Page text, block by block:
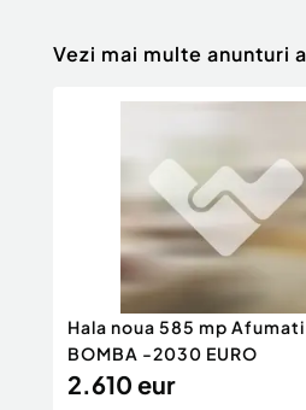
Vezi mai multe anunturi
Hala noua 585 mp Afumati
BOMBA -2030 EURO
2.610 eur